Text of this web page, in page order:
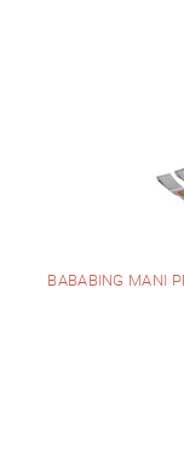
BABABING MANI